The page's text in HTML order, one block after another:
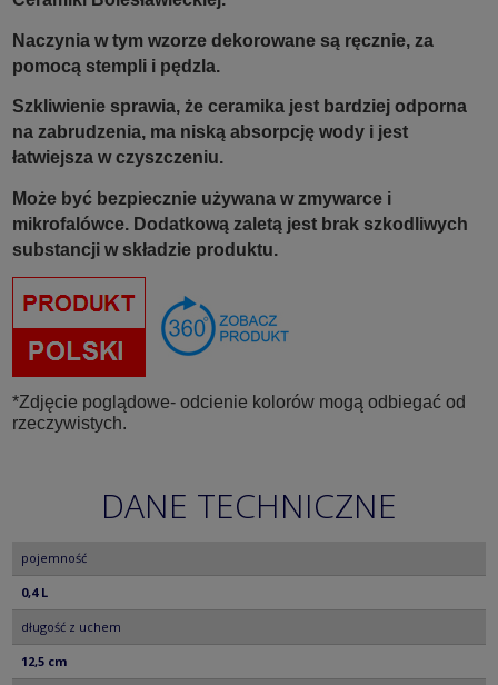
Naczynia w tym wzorze dekorowane są ręcznie, za
pomocą stempli i pędzla.
Szkliwienie sprawia, że ceramika jest bardziej odporna
na zabrudzenia, ma niską absorpcję wody i jest
łatwiejsza w czyszczeniu.
Może być bezpiecznie używana w zmywarce i
mikrofalówce. Dodatkową zaletą jest brak szkodliwych
substancji w składzie produktu.
*Zdjęcie poglądowe- odcienie kolorów mogą odbiegać od
rzeczywistych.
DANE TECHNICZNE
pojemność
0,4 L
długość z uchem
12,5 cm